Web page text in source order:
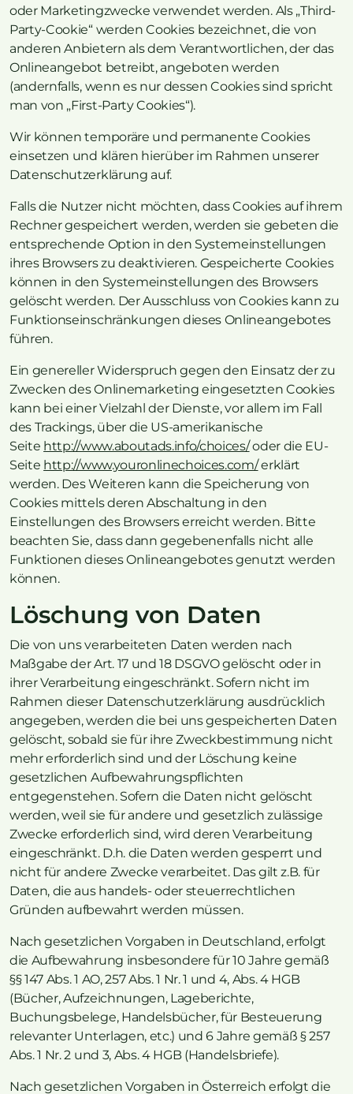
oder Marketingzwecke verwendet werden. Als „Third-
Party-Cookie“ werden Cookies bezeichnet, die von
anderen Anbietern als dem Verantwortlichen, der das
Onlineangebot betreibt, angeboten werden
(andernfalls, wenn es nur dessen Cookies sind spricht
man von „First-Party Cookies“).
Wir können temporäre und permanente Cookies
einsetzen und klären hierüber im Rahmen unserer
Datenschutzerklärung auf.
Falls die Nutzer nicht möchten, dass Cookies auf ihrem
Rechner gespeichert werden, werden sie gebeten die
entsprechende Option in den Systemeinstellungen
ihres Browsers zu deaktivieren. Gespeicherte Cookies
können in den Systemeinstellungen des Browsers
gelöscht werden. Der Ausschluss von Cookies kann zu
Funktionseinschränkungen dieses Onlineangebotes
führen.
Ein genereller Widerspruch gegen den Einsatz der zu
Zwecken des Onlinemarketing eingesetzten Cookies
kann bei einer Vielzahl der Dienste, vor allem im Fall
des Trackings, über die US-amerikanische
Seite http://www.aboutads.info/choices/oder die EU-
Seite http://www.youronlinechoices.com/erklärt
werden. Des Weiteren kann die Speicherung von
Cookies mittels deren Abschaltung in den
Einstellungen des Browsers erreicht werden. Bitte
beachten Sie, dass dann gegebenenfalls nicht alle
Funktionen dieses Onlineangebotes genutzt werden
können.
Löschung von Daten
Die von uns verarbeiteten Daten werden nach
Maßgabe der Art. 17 und 18 DSGVO gelöscht oder in
ihrer Verarbeitung eingeschränkt. Sofern nicht im
Rahmen dieser Datenschutzerklärung ausdrücklich
angegeben, werden die bei uns gespeicherten Daten
gelöscht, sobald sie für ihre Zweckbestimmung nicht
mehr erforderlich sind und der Löschung keine
gesetzlichen Aufbewahrungspflichten
entgegenstehen. Sofern die Daten nicht gelöscht
werden, weil sie für andere und gesetzlich zulässige
Zwecke erforderlich sind, wird deren Verarbeitung
eingeschränkt. D.h. die Daten werden gesperrt und
nicht für andere Zwecke verarbeitet. Das gilt z.B. für
Daten, die aus handels- oder steuerrechtlichen
Gründen aufbewahrt werden müssen.
Nach gesetzlichen Vorgaben in Deutschland, erfolgt
die Aufbewahrung insbesondere für 10 Jahre gemäß
§§ 147 Abs. 1 AO, 257 Abs. 1 Nr. 1 und 4, Abs. 4 HGB
(Bücher, Aufzeichnungen, Lageberichte,
Buchungsbelege, Handelsbücher, für Besteuerung
relevanter Unterlagen, etc.) und 6 Jahre gemäß § 257
Abs. 1 Nr. 2 und 3, Abs. 4 HGB (Handelsbriefe).
Nach gesetzlichen Vorgaben in Österreich erfolgt die